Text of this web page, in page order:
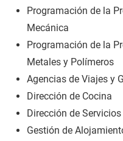
Programación de la
Mecánica
Programación de la
Metales y Polímeros
Agencias de Viajes y
Dirección de Cocina
Dirección de
Gestión de